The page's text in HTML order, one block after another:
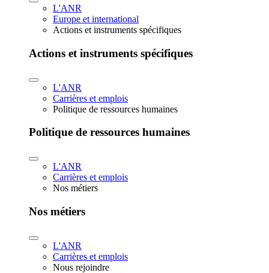
L'ANR
Europe et international
Actions et instruments spécifiques
Actions et instruments spécifiques
L'ANR
Carrières et emplois
Politique de ressources humaines
Politique de ressources humaines
L'ANR
Carrières et emplois
Nos métiers
Nos métiers
L'ANR
Carrières et emplois
Nous rejoindre